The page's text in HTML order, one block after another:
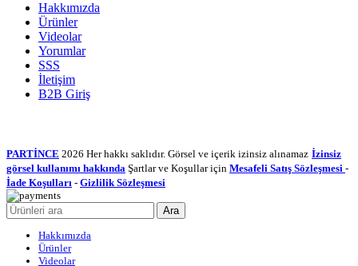
Hakkımızda
Ürünler
Videolar
Yorumlar
SSS
İletişim
B2B Giriş
PARTİNCE 2026 Her hakkı saklıdır. Görsel ve içerik izinsiz alınamaz İzinsiz
görsel kullanımı hakkında Şartlar ve Koşullar için Mesafeli Satış Sözleşmesi -
İade Koşulları - Gizlilik Sözleşmesi
Ara
Hakkımızda
Ürünler
Videolar